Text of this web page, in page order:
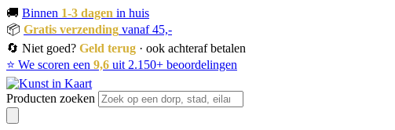
🚚 Binnen 1-3 dagen in huis
📦 Gratis verzending vanaf 45,-
🔄 Niet goed? Geld terug · ook achteraf betalen
⭐ We scoren een 9,6 uit 2.150+ beoordelingen
Producten zoeken